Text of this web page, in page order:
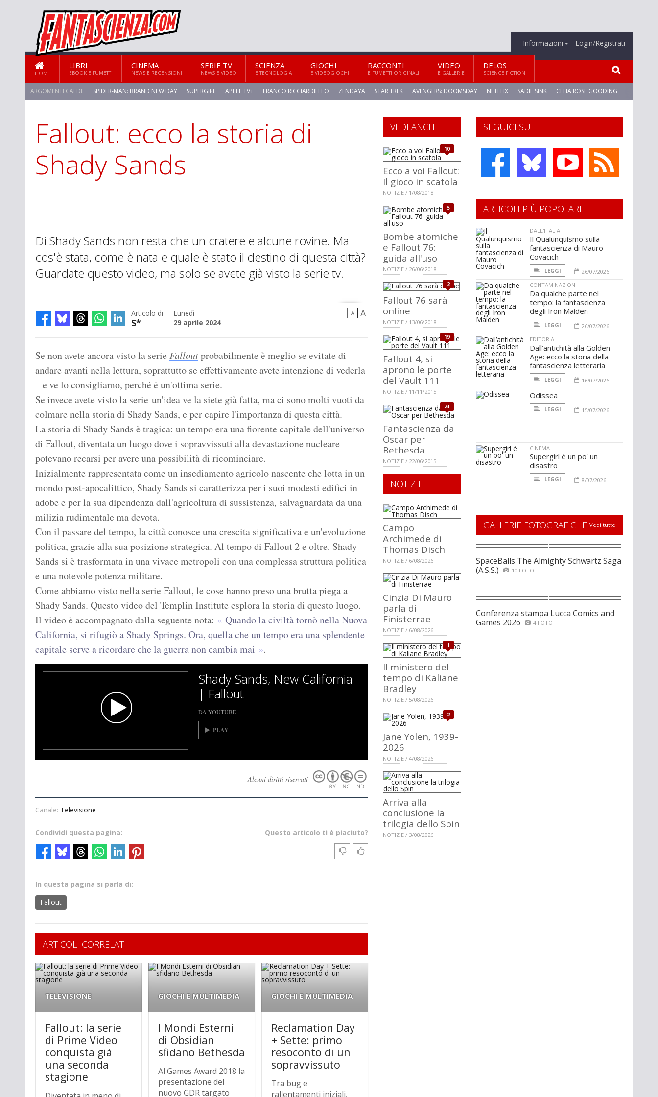
Informazioni Login/Registrati
HOME
LIBRI
EBOOK E FUMETTI
CINEMA
NEWS E RECENSIONI
SERIE TV
NEWS E VIDEO
SCIENZA
E TECNOLOGIA
GIOCHI
E VIDEOGIOCHI
RACCONTI
E FUMETTI ORIGINALI
VIDEO
E GALLERIE
DELOS
SCIENCE FICTION
ARGOMENTI CALDI: SPIDER-MAN: BRAND NEW DAY SUPERGIRL APPLE TV+ FRANCO RICCIARDIELLO ZENDAYA STAR TREK AVENGERS: DOOMSDAY NETFLIX SADIE SINK CELIA ROSE GOODING
Fallout: ecco la storia di
Shady Sands
Di Shady Sands non resta che un cratere e alcune rovine. Ma
cos'è stata, come è nata e quale è stato il destino di questa città?
Guardate questo video, ma solo se avete già visto la serie tv.
Articolo di
S*
Lunedì
29 aprile 2024
A A
Se non avete ancora visto la serie Falloutprobabilmente è meglio se evitate di
andare avanti nella lettura, soprattutto se effettivamente avete intenzione di vederla
– e ve lo consigliamo, perché è un'ottima serie.
Se invece avete visto la serie un'idea ve la siete già fatta, ma ci sono molti vuoti da
colmare nella storia di Shady Sands, e per capire l'importanza di questa città.
La storia di Shady Sands è tragica: un tempo era una fiorente capitale dell'universo
di Fallout, diventata un luogo dove i sopravvissuti alla devastazione nucleare
potevano recarsi per avere una possibilità di ricominciare.
Inizialmente rappresentata come un insediamento agricolo nascente che lotta in un
mondo post-apocalittico, Shady Sands si caratterizza per i suoi modesti edifici in
adobe e per la sua dipendenza dall'agricoltura di sussistenza, salvaguardata da una
milizia rudimentale ma devota.
Con il passare del tempo, la città conosce una crescita significativa e un'evoluzione
politica, grazie alla sua posizione strategica. Al tempo di Fallout 2 e oltre, Shady
Sands si è trasformata in una vivace metropoli con una complessa struttura politica
e una notevole potenza militare.
Come abbiamo visto nella serie Fallout, le cose hanno preso una brutta piega a
Shady Sands. Questo video del Templin Institute esplora la storia di questo luogo.
Il video è accompagnato dalla seguente nota:
Quando la civiltà tornò nella Nuova
California, si rifugiò a Shady Springs. Ora, quella che un tempo era una splendente
capitale serve a ricordare che la guerra non cambia mai
.
Shady Sands, New California
| Fallout
DA YOUTUBE
PLAY
Alcuni diritti riservati
Canale: Televisione
Questo articolo ti è piaciuto?
Condividi questa pagina:
In questa pagina si parla di:
Fallout
ARTICOLI CORRELATI
TELEVISIONE
Fallout: la serie
di Prime Video
conquista già
una seconda
stagione
GIOCHI E MULTIMEDIA
I Mondi Esterni
di Obsidian
sfidano Bethesda
Al Games Award 2018 la
presentazione del
nuovo GDR targato
GIOCHI E MULTIMEDIA
Reclamation Day
+ Sette: primo
resoconto di un
sopravvissuto
Tra bug e
rallentamenti iniziali,
SEGUICI SU
VEDI ANCHE
10
Ecco a voi Fallout:
Il gioco in scatola
NOTIZIE / 1/08/2018
5
Bombe atomiche
e Fallout 76:
guida all'uso
NOTIZIE / 26/06/2018
2
Fallout 76 sarà
online
NOTIZIE / 13/06/2018
19
Fallout 4, si
aprono le porte
del Vault 111
NOTIZIE / 11/11/2015
23
Fantascienza da
Oscar per
Bethesda
NOTIZIE / 22/06/2015
NOTIZIE
Campo
Archimede di
Thomas Disch
NOTIZIE / 6/08/2026
Cinzia Di Mauro
parla di
Finisterrae
NOTIZIE / 6/08/2026
1
Il ministero del
tempo di Kaliane
Bradley
NOTIZIE / 5/08/2026
2
Jane Yolen, 1939-
2026
NOTIZIE / 4/08/2026
Arriva alla
conclusione la
trilogia dello Spin
NOTIZIE / 3/08/2026
ARTICOLI PIÙ POPOLARI
DALL'ITALIA
Il Qualunquismo sulla
fantascienza di Mauro
Covacich
LEGGI
26/07/2026
CONTAMINAZIONI
Da qualche parte nel
tempo: la fantascienza
degli Iron Maiden
LEGGI
26/07/2026
EDITORIA
Dall’antichità alla Golden
Age: ecco la storia della
fantascienza letteraria
LEGGI 16/07/2026
Odissea
LEGGI 15/07/2026
CINEMA
Supergirl è un po' un
disastro
LEGGI 8/07/2026
GALLERIE FOTOGRAFICHE Vedi tutte
SpaceBalls The Almighty Schwartz Saga
(A.S.S.)
10 FOTO
Conferenza stampa Lucca Comics and
Games 2026
4 FOTO